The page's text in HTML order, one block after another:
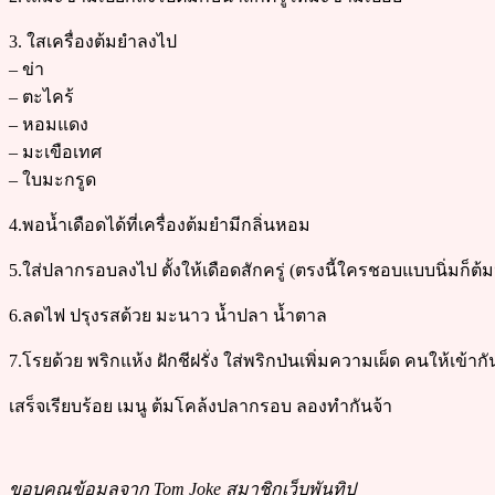
3. ใสเครื่องต้มยำลงไป
– ข่า
– ตะไคร้
– หอมแดง
– มะเขือเทศ
– ใบมะกรูด
4.พอน้ำเดือดได้ที่เครื่องต้มยำมีกลิ่นหอม
5.ใส่ปลากรอบลงไป ตั้งให้เดือดสักครู่ (ตรงนี้ใครชอบแบบนิ่มก็ต้
6.ลดไฟ ปรุงรสด้วย มะนาว น้ำปลา น้ำตาล
7.โรยด้วย พริกแห้ง ฝักชีฝรั่ง ใส่พริกป่นเพิ่มความเผ็ด คนให้เข้ากั
เสร็จเรียบร้อย เมนู ต้มโคล้งปลากรอบ ลองทำกันจ้า
ขอบคุณข้อมูลจาก Tom Joke สมาชิกเว็บพันทิป